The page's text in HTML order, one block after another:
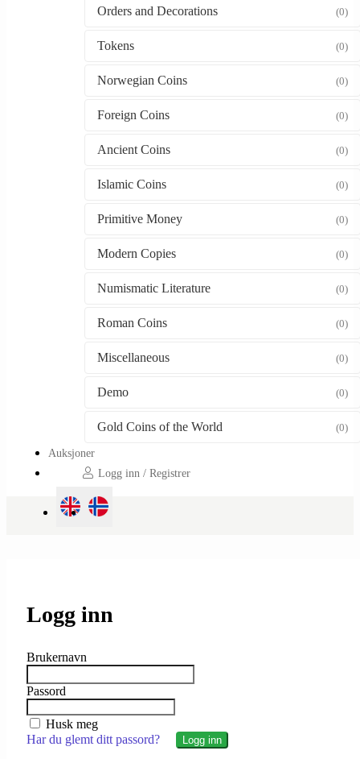
Orders and Decorations (0)
Tokens (0)
Norwegian Coins (0)
Foreign Coins (0)
Ancient Coins (0)
Islamic Coins (0)
Primitive Money (0)
Modern Copies (0)
Numismatic Literature (0)
Roman Coins (0)
Miscellaneous (0)
Demo (0)
Gold Coins of the World (0)
Auksjoner
Logg inn / Registrer
Logg inn
Brukernavn
Passord
Husk meg
Har du glemt ditt passord?